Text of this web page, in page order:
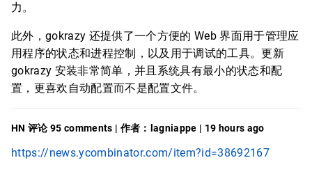
力。
此外，gokrazy 还提供了一个方便的 Web 界面用于管理应
用程序的状态和进程控制，以及用于调试的工具。更新
gokrazy 安装非常简单，并且系统具有最小的状态和配
置，更喜欢自动配置而不是配置文件。
HN 评论 95 comments | 作者：lagniappe | 19 hours ago
https://news.ycombinator.com/item?id=38692167